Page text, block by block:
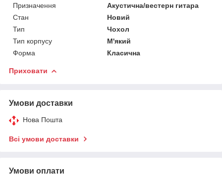
Призначення
Акустична/вестерн гитара
Стан
Новий
Тип
Чохол
Тип корпусу
М'який
Форма
Класична
Приховати
Умови доставки
Нова Пошта
Всі умови доставки
Умови оплати